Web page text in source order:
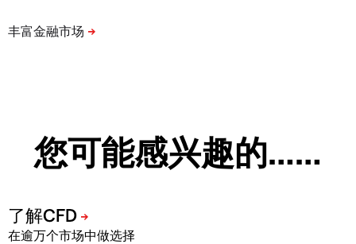
您可能感兴趣的……
在逾万个市场中做选择